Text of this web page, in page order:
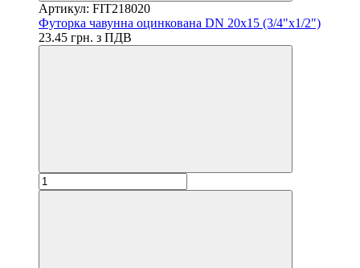
Артикул: FIT218020
Футорка чавунна оцинкована DN 20x15 (3/4"x1/2")
23.45 грн. з ПДВ